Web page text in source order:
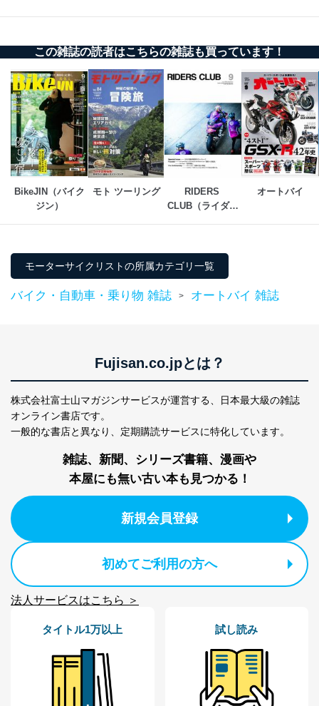
1
当社の定期購読サ
ービス等をご利用
の方の個人情報
商品代金回収のため
ｅメール等による商品、サービ
ス、キャンペーン等の広告の案内
のため
個人が特定できない形で取得した
閲覧履歴や購買履歴等の情報を分
析して、趣味・嗜好に
応じた新商品・サービスに関する
広告のため
2
当社にお問合わせ
いただいた方の個
人情報
お問い合わせ対応、トラブル対
処、オペレーター教育など応対品
質向上のため
3
当社カスタマーQ＆
Aサービス利用者
サイトのサービス内容のご案内の
ため
ｅメール等による商品、サービ
ス、キャンペーン等の広告に関す
当社の従業者の個
人事、総務などの雇用管理等のた
め
6
パートナー（提携
企業）からの委託
により当社の
定期購読サービス
等をご利用の方の
個人情報
購入商品配送のため
提携企業及びお客様がご購入され
ル等による商品、
サービス、キャンペーン等の広告
に関するご案内のため
トに登録された方
当社のサービス利用状況の把握お
よびその分析のため
お問い合わせ対応、トラブル対
質向上のため
ため
ータ（開示対象個人情報）の利用目的であり、下記4.の
開示等のご請求に対応させていただきます。
各SNS運営会社様にご請求いただきますようお願い致し
３．個人情報の第三者提供について
当社は、取得した個人情報を適切に管理し､あらかじめ
この雑誌の読者はこちらの雑誌も買っています！
BikeJIN（バイク
ジン）
モト ツーリング
RIDERS
CLUB（ライダー
オートバイ
モーターサイクリストの所属カテゴリ一覧
バイク・自動車・乗り物 雑誌 > オートバイ 雑誌
Fujisan.co.jpとは？
株式会社富士山マガジンサービスが運営する、
日本最大級の雑誌
オンライン書店です。
一般的な書店と異なり、 定期購読サービスに特化しています。
雑誌、新聞、シリーズ書籍、漫画や
本屋にも無い古い本も見つかる！
新規会員登録
初めてご利用の方へ
法人サービスはこちら ＞
タイトル1万以上 試し読み